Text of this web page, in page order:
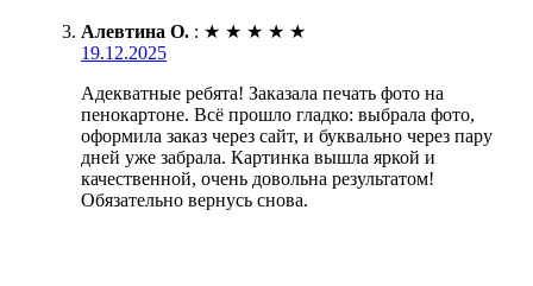
Алевтина О. : ★ ★ ★ ★ ★
19.12.2025
Адекватные ребята! Заказала печать фото на
пенокартоне. Всё прошло гладко: выбрала фото,
оформила заказ через сайт, и буквально через пару
дней уже забрала. Картинка вышла яркой и
качественной, очень довольна результатом!
Обязательно вернусь снова.